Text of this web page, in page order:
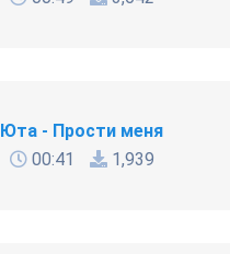
Юта - Прости меня
00:41
1,939